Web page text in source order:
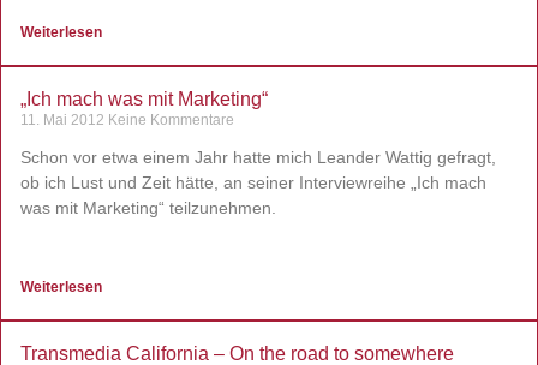
Weiterlesen
„Ich mach was mit Marketing“
11. Mai 2012 Keine Kommentare
Schon vor etwa einem Jahr hatte mich Leander Wattig gefragt,
ob ich Lust und Zeit hätte, an seiner Interviewreihe „Ich mach
was mit Marketing“ teilzunehmen.
Weiterlesen
Transmedia California – On the road to somewhere